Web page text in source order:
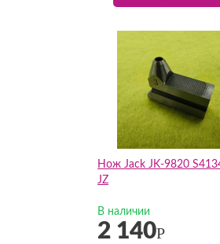
Нож Jack JK-9820
JZ
В наличии
2 140Р